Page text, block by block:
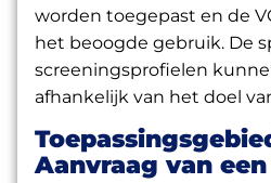
worden toegepast en de
het beoogde gebruik. De
screeningsprofielen
afhankelijk van het doel
Aanvraag van een